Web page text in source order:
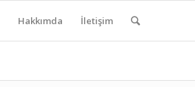
Hakkımda İletişim